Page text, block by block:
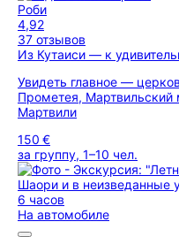
Роби
4,92
37 отзывов
Из Кутаиси — к
Увидеть главное —
Прометея, Мартвильский
Мартвили
150 €
за группу, 1–10 чел.
6 часов
На автомобиле